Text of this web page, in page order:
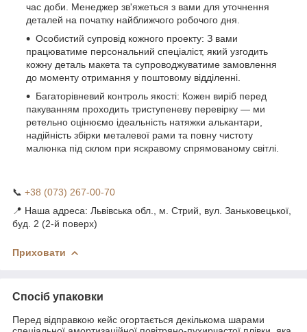
час доби. Менеджер зв'яжеться з вами для уточнення
деталей на початку найближчого робочого дня.
Особистий супровід кожного проекту: З вами
працюватиме персональний спеціаліст, який узгодить
кожну деталь макета та супроводжуватиме замовлення
до моменту отримання у поштовому відділенні.
Багаторівневий контроль якості: Кожен виріб перед
пакуванням проходить триступеневу перевірку — ми
ретельно оцінюємо ідеальність натяжки алькантари,
надійність збірки металевої рами та повну чистоту
малюнка під склом при яскравому спрямованому світлі.
📞 +38 (073) 267-00-70
📍 Наша адреса: Львівська обл., м. Стрий, вул. Заньковецької,
буд. 2 (2-й поверх)
Приховати
Спосіб упаковки
Перед відправкою кейс огортається декількома шарами